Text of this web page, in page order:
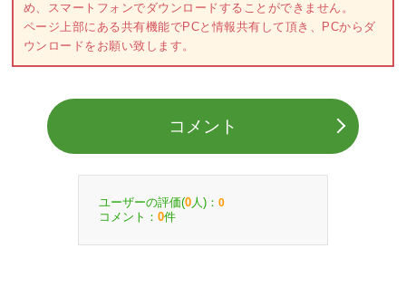
め、スマートフォンでダウンロードすることができません。
ページ上部にある共有機能でPCと情報共有して頂き、PCからダ
ウンロードをお願い致します。
コメント
ユーザーの評価(0 人)： 0
コメント： 0件